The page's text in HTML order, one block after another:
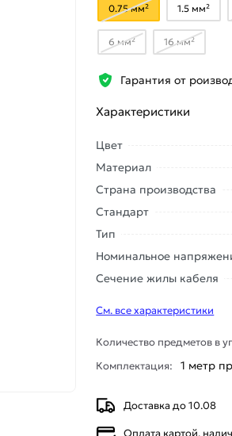
0.75 мм² 1.5 мм²
6 мм² 16 мм²
Гарантия от
Характеристики
Цвет
Материал
Страна производства
Стандарт
Тип
Номинальное
Сечение жилы кабеля
См. все характеристики
Количество предметов в
Комплектация: 1 метр
Доставка до 10.08
Оплата картой,